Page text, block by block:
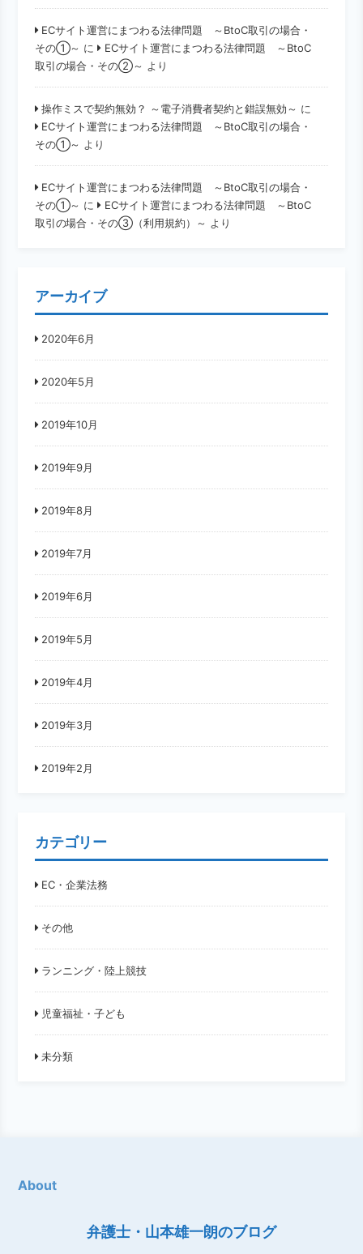
ECサイト運営にまつわる法律問題 ～BtoC取引の場合・
その①～ に ECサイト運営にまつわる法律問題 ～BtoC
取引の場合・その②～ より
操作ミスで契約無効？ ～電子消費者契約と錯誤無効～ に
ECサイト運営にまつわる法律問題 ～BtoC取引の場合・
その①～ より
ECサイト運営にまつわる法律問題 ～BtoC取引の場合・
その①～ に ECサイト運営にまつわる法律問題 ～BtoC
取引の場合・その③（利用規約）～ より
アーカイブ
2020年6月
2020年5月
2019年10月
2019年9月
2019年8月
2019年7月
2019年6月
2019年5月
2019年4月
2019年3月
2019年2月
カテゴリー
EC・企業法務
その他
ランニング・陸上競技
児童福祉・子ども
未分類
About
弁護士・山本雄一朗のブログ